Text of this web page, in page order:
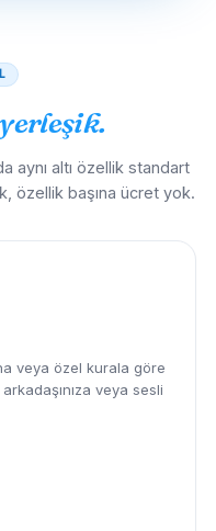
aynı altı özellik standart
özellik başına ücret yok.
veya özel kurala göre
veya sesli